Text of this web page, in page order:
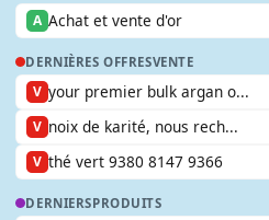
A Achat et vente d'or
DERNIÈRES OFFRESVENTE
V your premier bulk argan o...
V noix de karité, nous rech...
V thé vert 9380 8147 9366
DERNIERSPRODUITS